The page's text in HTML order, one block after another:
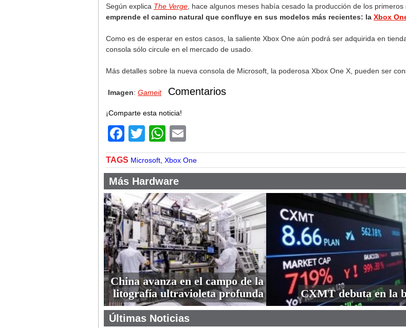
Según explica The Verge , hace algunos meses había cesado la producción de los
emprende el camino natural que confluye en sus modelos más recientes: la Xbox
Como es de esperar en estos casos, la saliente Xbox One aún podrá ser adquirida en
consola sólo circule en el mercado de usado.
Más detalles sobre la nueva consola de Microsoft, la poderosa Xbox One X, pueden ser
Imagen: Gameit Comentarios
¡Comparte esta noticia!
Facebook
TwitterWhatsApp
TAGS Microsoft Xbox One
Más Hardware
China avanza en el campo de la
litografía ultravioleta profunda
CXMT debuta en la
Últimas Noticias